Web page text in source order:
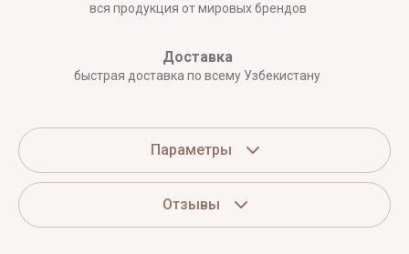
вся продукция от мировых брендов
Доставка
быстрая доставка по всему Узбекистану
Параметры
Отзывы